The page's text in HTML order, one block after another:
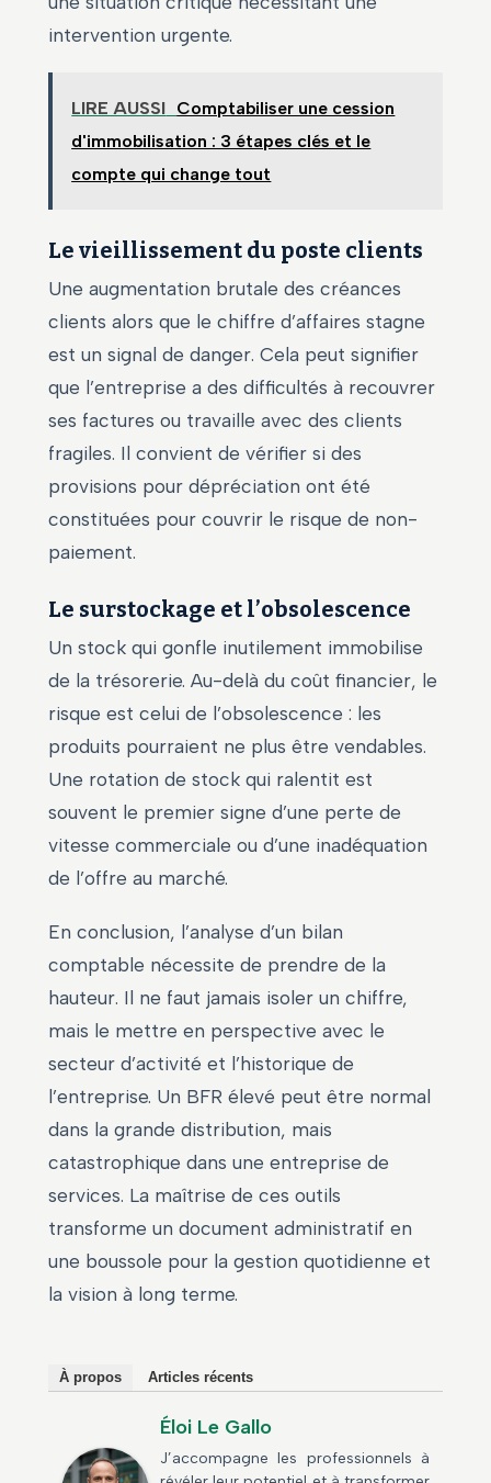
intervention urgente.
LIRE AUSSI Comptabiliser une cession
d'immobilisation : 3 étapes clés et le
compte qui change tout
Le vieillissement du poste clients
Une augmentation brutale des créances
clients alors que le chiffre d’affaires stagne
est un signal de danger. Cela peut signifier
que l’entreprise a des difficultés à recouvrer
ses factures ou travaille avec des clients
fragiles. Il convient de vérifier si des
provisions pour dépréciation ont été
constituées pour couvrir le risque de non-
paiement.
Le surstockage et l’obsolescence
Un stock qui gonfle inutilement immobilise
de la trésorerie. Au-delà du coût financier, le
risque est celui de l’obsolescence : les
produits pourraient ne plus être vendables.
Une rotation de stock qui ralentit est
souvent le premier signe d’une perte de
vitesse commerciale ou d’une inadéquation
de l’offre au marché.
En conclusion, l’analyse d’un bilan
comptable nécessite de prendre de la
hauteur. Il ne faut jamais isoler un chiffre,
mais le mettre en perspective avec le
secteur d’activité et l’historique de
l’entreprise. Un BFR élevé peut être normal
dans la grande distribution, mais
catastrophique dans une entreprise de
services. La maîtrise de ces outils
transforme un document administratif en
une boussole pour la gestion quotidienne et
la vision à long terme.
À propos Articles récents
Éloi Le Gallo
J’accompagne les professionnels à